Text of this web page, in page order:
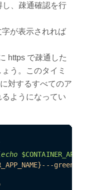
、疎通確認を行
字が表示されれば
https で疎通した
う。このタイミ
対するすべてのア
ようになってい
echo
green.